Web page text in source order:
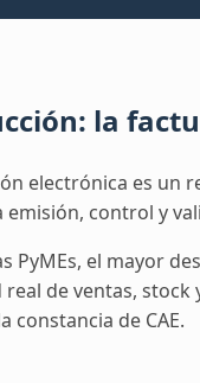
la
electrónica es un
emisión, control y
PyMEs, el mayor
de ventas, stock
constancia de CAE.